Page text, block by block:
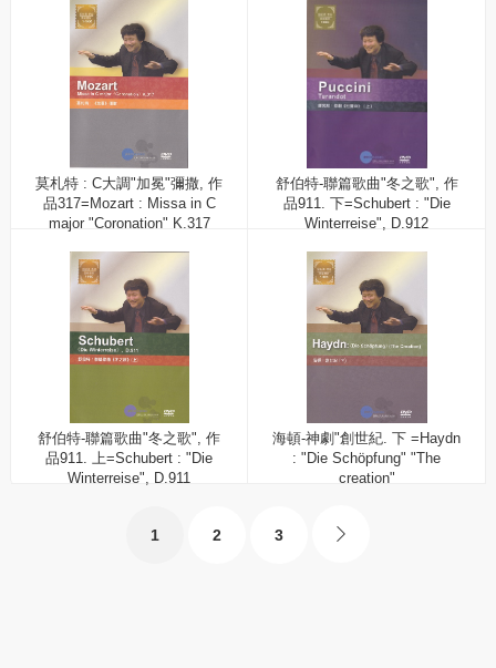
莫札特 : C大調"加冕"彌撒, 作
品317=Mozart : Missa in C
major "Coronation" K.317
舒伯特-聯篇歌曲"冬之歌", 作
品911. 下=Schubert : "Die
Winterreise", D.912
舒伯特-聯篇歌曲"冬之歌", 作
品911. 上=Schubert : "Die
Winterreise", D.911
海頓-神劇"創世紀. 下 =Haydn
: "Die Schöpfung" "The
creation"
1 2 3